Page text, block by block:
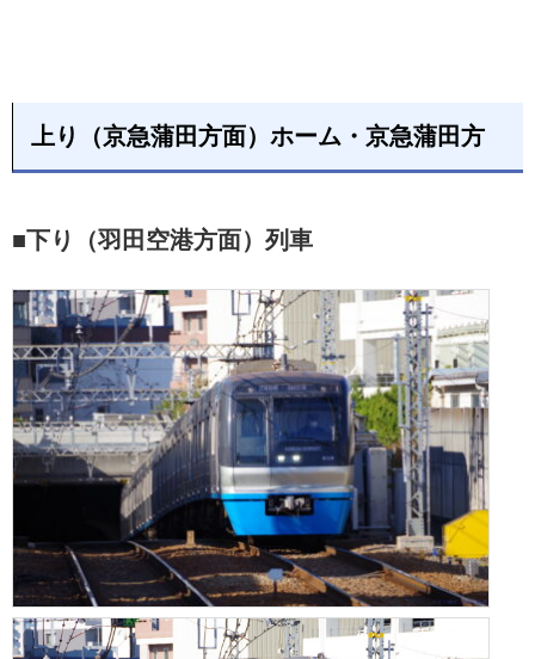
上り（京急蒲田方面）ホーム・京急蒲田方
■下り（羽田空港方面）列車